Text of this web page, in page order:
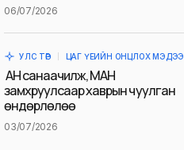
06/07/2026
УЛС ТӨР ЦАГ ҮЕИЙН ОНЦЛОХ МЭДЭЭ
АН санаачилж, МАН
замхруулсаар хаврын чуулган
өндөрлөлөө
03/07/2026